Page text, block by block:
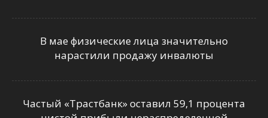
В мае физические лица значительно
нарастили продажу инвалюты
Частый «Трастбанк» оставил 59,1 процента